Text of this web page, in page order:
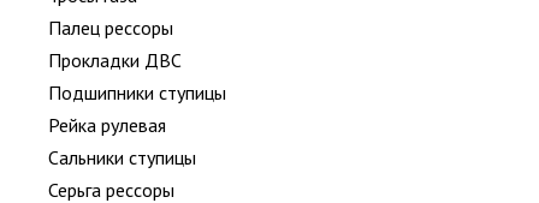
Палец рессоры
Прокладки ДВС
Подшипники ступицы
Рейка рулевая
Сальники ступицы
Серьга рессоры